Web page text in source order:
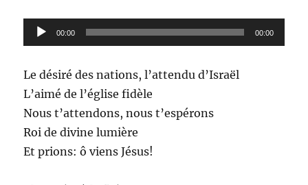
Lecteur
audio
00:00 00:00
Le désiré des nations, l’attendu d’Israël
L’aimé de l’église fidèle
Nous t’attendons, nous t’espérons
Roi de divine lumière
Et prions: ô viens Jésus!